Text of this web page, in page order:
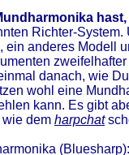
Richter-
ein anderes Modell
danach, wie
wohl eine
kann. Es gibt
wie dem harpchat